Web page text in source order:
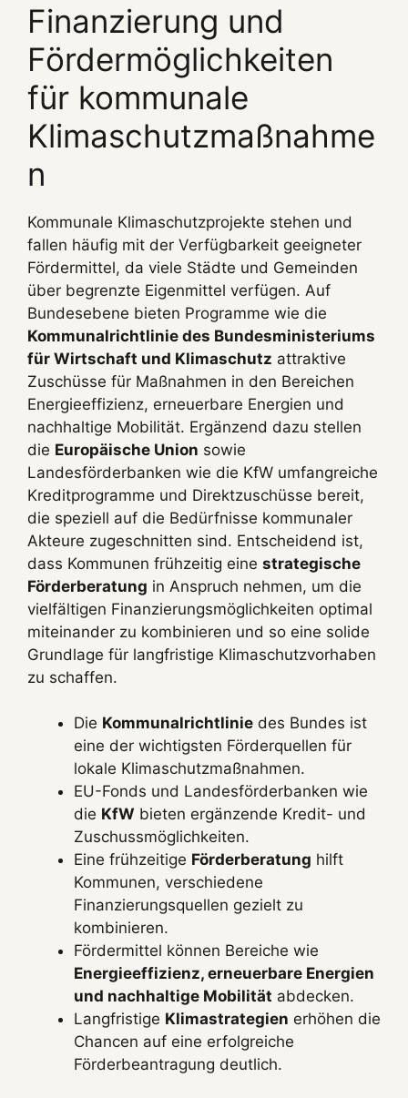
Finanzierung und
Fördermöglichkeiten
für kommunale
Klimaschutzmaßnahme
n
Kommunale Klimaschutzprojekte stehen und
fallen häufig mit der Verfügbarkeit geeigneter
Fördermittel, da viele Städte und Gemeinden
über begrenzte Eigenmittel verfügen. Auf
Bundesebene bieten Programme wie die
Kommunalrichtlinie des Bundesministeriums
für Wirtschaft und Klimaschutz attraktive
Zuschüsse für Maßnahmen in den Bereichen
Energieeffizienz, erneuerbare Energien und
nachhaltige Mobilität. Ergänzend dazu stellen
die Europäische Union sowie
Landesförderbanken wie die KfW umfangreiche
Kreditprogramme und Direktzuschüsse bereit,
die speziell auf die Bedürfnisse kommunaler
Akteure zugeschnitten sind. Entscheidend ist,
dass Kommunen frühzeitig eine strategische
Förderberatung in Anspruch nehmen, um die
vielfältigen Finanzierungsmöglichkeiten optimal
miteinander zu kombinieren und so eine solide
Grundlage für langfristige Klimaschutzvorhaben
zu schaffen.
Die Kommunalrichtlinie des Bundes ist
eine der wichtigsten Förderquellen für
lokale Klimaschutzmaßnahmen.
EU-Fonds und Landesförderbanken wie
die KfW bieten ergänzende Kredit- und
Zuschussmöglichkeiten.
Eine frühzeitige Förderberatung hilft
Kommunen, verschiedene
Finanzierungsquellen gezielt zu
kombinieren.
Fördermittel können Bereiche wie
Energieeffizienz, erneuerbare Energien
und nachhaltige Mobilität abdecken.
Langfristige Klimastrategien erhöhen die
Chancen auf eine erfolgreiche
Förderbeantragung deutlich.